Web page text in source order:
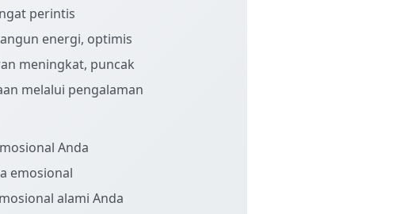
perintis
energi, optimis
meningkat, puncak
melalui pengalaman
Anda
emosional
alami Anda